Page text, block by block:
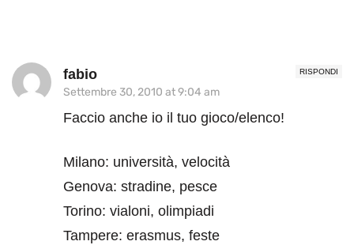
RISPONDI
fabio
Settembre 30, 2010 at 9:04 am
Faccio anche io il tuo gioco/elenco!
Milano: università, velocità
Genova: stradine, pesce
Torino: vialoni, olimpiadi
Tampere: erasmus, feste